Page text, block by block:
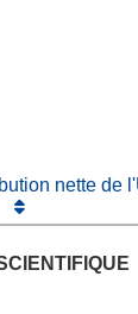
dans une
nouvelle
nette de